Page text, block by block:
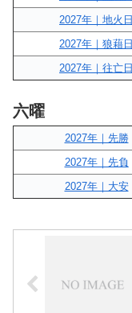
2027年｜地火日
2027年｜狼藉日
2027年｜往亡日
六曜
2027年｜先勝
2027年｜先負
2027年｜大安